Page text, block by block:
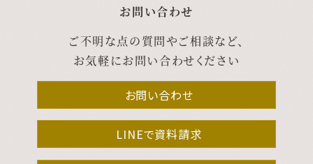
お問い合わせ
ご不明な点の質問やご相談など、
お気軽にお問い合わせください
お問い合わせ
LINEで資料請求